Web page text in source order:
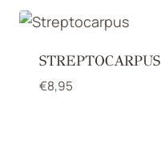
STREPTOCARPUS
€8,95